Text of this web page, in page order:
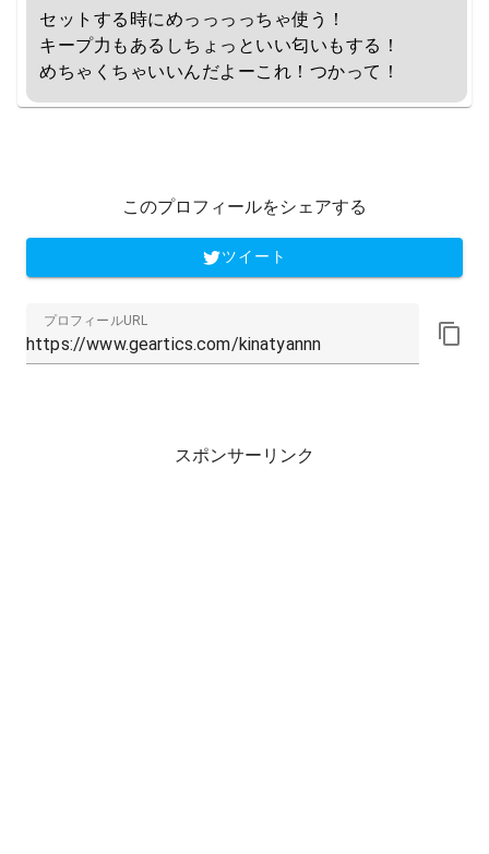
セットする時にめっっっっちゃ使う！
キープ力もあるしちょっといい匂いもする！
めちゃくちゃいいんだよーこれ！つかって！
このプロフィールをシェアする
ツイート
プロフィールURL
スポンサーリンク